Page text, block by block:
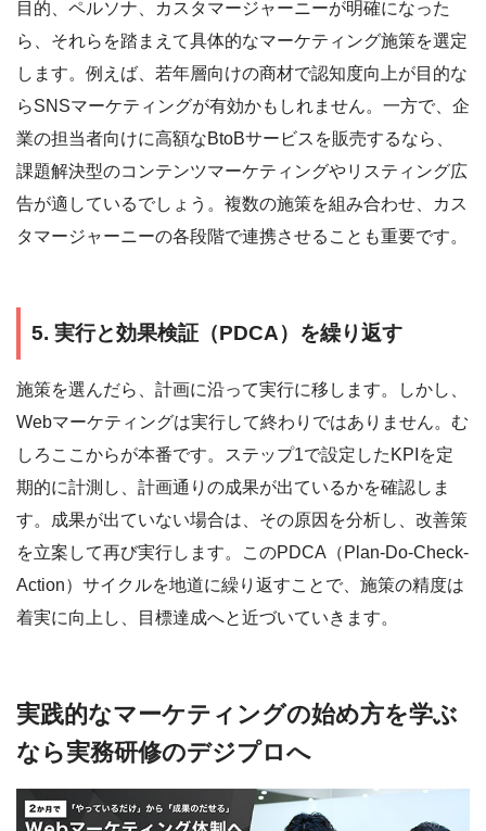
目的、ペルソナ、カスタマージャーニーが明確になった
ら、それらを踏まえて具体的なマーケティング施策を選定
します。例えば、若年層向けの商材で認知度向上が目的な
らSNSマーケティングが有効かもしれません。一方で、企
業の担当者向けに高額なBtoBサービスを販売するなら、
課題解決型のコンテンツマーケティングやリスティング広
告が適しているでしょう。複数の施策を組み合わせ、カス
タマージャーニーの各段階で連携させることも重要です。
5. 実行と効果検証（PDCA）を繰り返す
施策を選んだら、計画に沿って実行に移します。しかし、
Webマーケティングは実行して終わりではありません。む
しろここからが本番です。ステップ1で設定したKPIを定
期的に計測し、計画通りの成果が出ているかを確認しま
す。成果が出ていない場合は、その原因を分析し、改善策
を立案して再び実行します。このPDCA（Plan-Do-Check-
Action）サイクルを地道に繰り返すことで、施策の精度は
着実に向上し、目標達成へと近づいていきます。
実践的なマーケティングの始め方を学ぶ
なら実務研修のデジプロへ